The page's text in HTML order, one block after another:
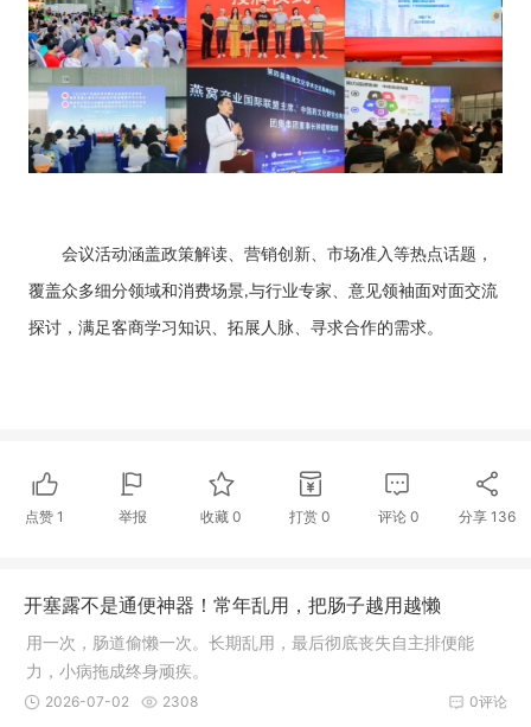
会议活动涵盖政策解读、营销创新、市场准入等热点话题，
覆盖众多细分领域和消费场景,与行业专家、意见领袖面对面交流
探讨，满足客商学习知识、拓展人脉、寻求合作的需求。
点赞 1 举报 收藏0 打赏 0 评论 0 分享 136
开塞露不是通便神器！常年乱用，把肠子越用越懒
用一次，肠道偷懒一次。长期乱用，最后彻底丧失自主排便能
力，小病拖成终身顽疾。
0评论
2026-07-02 2308